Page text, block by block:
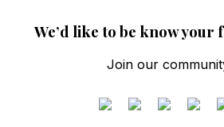
We’d like to be know your
Join our